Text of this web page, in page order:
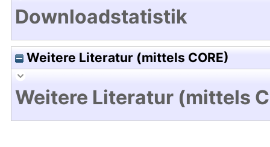
Downloadstatistik
Weitere Literatur (mittels CORE)
Weitere Literatur (mittels